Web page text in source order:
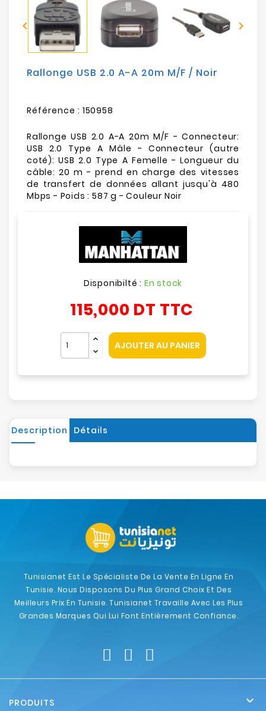
Sécurité
Mobilités
 
Rallonge USB 2.0 A-A 20m M/F / Noir
Référence : 150958
Rallonge USB 2.0 A-A 20m M/F - Connecteur:
USB 2.0 Type A Mâle - Connecteur (autre
coté): USB 2.0 Type A Femelle - Longueur du
câble: 20 m - prend en charge des vitesses
de transfert de données allant jusqu'à 480
Mbps - Poids : 587 g - Couleur Noir
Disponibilté : En stock
115,000 DT TTC
AJOUTER AU PANIER
Description Détails
Tunisianet Est Le Spécialiste De La Vente En Ligne En
Tunisie. Nous Disposons Du Plus Grand Choix Et Des
Meilleurs Prix En Tunisie. Tunisianet Travaille Avec Les Plus
Grandes Marques Qui Lui Font Entièrement Confiance.
PRODUITS 